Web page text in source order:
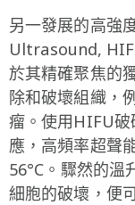
另一發展的高強
Ultrasound,
於其精確聚焦的
除和破壞組織，
瘤。使用HIFU破
應，高頻率超聲
56°C。驟然的溫
細胞的破壞，便